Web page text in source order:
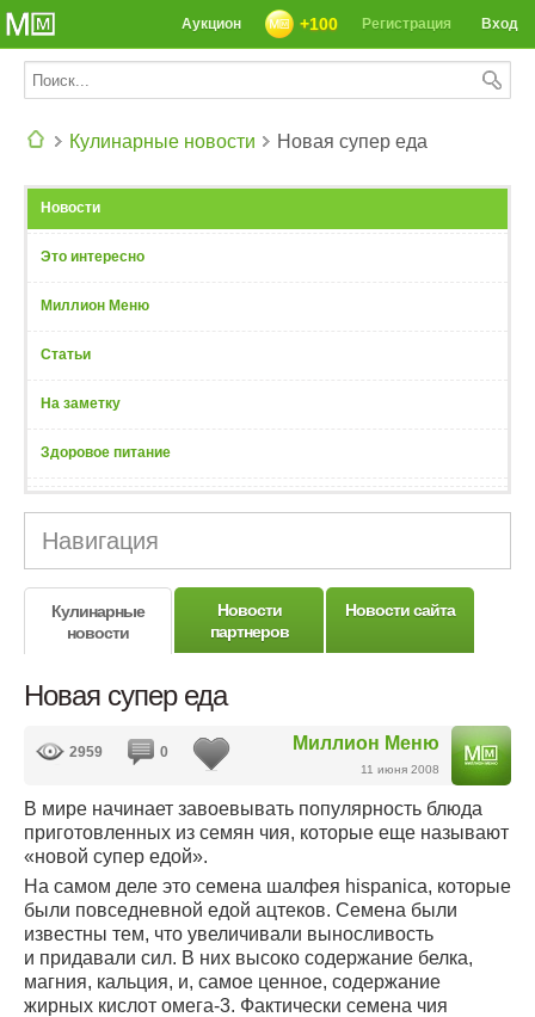
СЕГОДНЯ: 39142 РЕЦЕПТА
Вход
Регистрация
+100
Аукцион
Кулинарные новости Новая супер еда
Новости
Это интересно
Миллион Меню
Статьи
На заметку
Здоровое питание
Навигация
Кулинарные
новости
Новости
партнеров
Новости сайта
Новая супер еда
Миллион Меню
11 июня 2008
2959 0
В мире начинает завоевывать популярность блюда
приготовленных из семян чия, которые еще называют
«новой супер едой».
На самом деле это семена шалфея hispanica, которые
были повседневной едой ацтеков. Семена были
известны тем, что увеличивали выносливость
и придавали сил. В них высоко содержание белка,
магния, кальция, и, самое ценное, содержание
жирных кислот омега-3. Фактически семена чия